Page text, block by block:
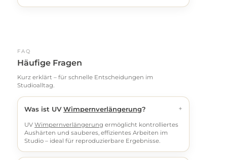
FAQ
Häufige Fragen
Kurz erklärt – für schnelle Entscheidungen im
Studioalltag.
Was ist UVWimpernverlängerung? +
UV Wimpernverlängerung ermöglicht kontrolliertes
Aushärten und sauberes, effizientes Arbeiten im
Studio – ideal für reproduzierbare Ergebnisse.